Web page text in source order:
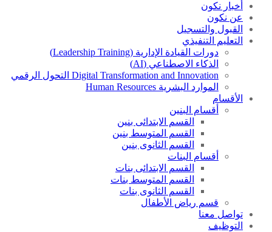
أخبار نكون
عن نكون
القبول والتسجيل
التعليم التنفيذي
دورات القيادة الإدارية (Leadership Training)
الذكاء الاصطناعي (AI)
Digital Transformation and Innovation التحول الرقمي
الموارد البشرية Human Resources
الأقسام
أقسام البنين
القسم الابتدائى بنين
القسم المتوسط بنين
القسم الثانوى بنين
أقسام البنات
القسم الابتدائى بنات
القسم المتوسط بنات
القسم الثانوى بنات
قسم رياض الأطفال
تواصل معنا
التوظيف